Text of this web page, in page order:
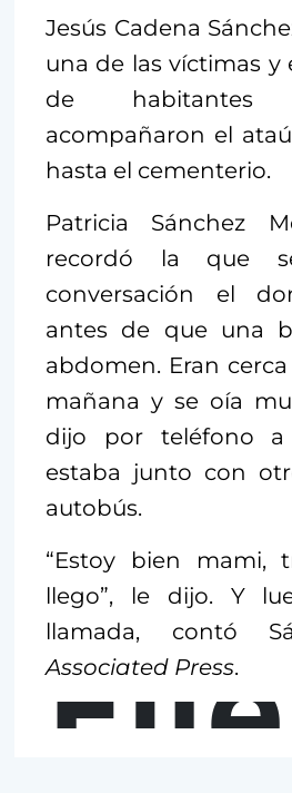
Jesús Cadena
una de las víctimas y
de
acompañaron el
hasta el cementerio.
Patricia Sánchez
recordó la que
conversación el
antes de que una
abdomen. Eran cerca
mañana y se oía
dijo por teléfono
estaba junto con
autobús.
“Estoy bien mami,
llego”, le dijo. Y
llamada, contó
Associated Press.